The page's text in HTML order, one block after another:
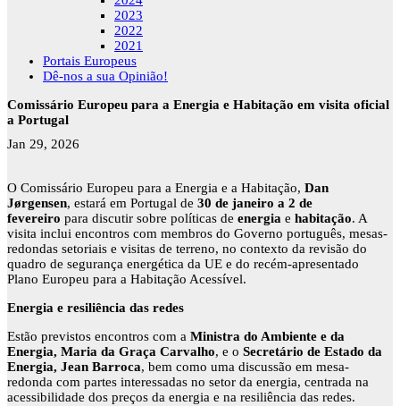
2023
2022
2021
Portais Europeus
Dê-nos a sua Opinião!
Comissário Europeu para a Energia e Habitação em visita oficial
a Portugal
Jan 29, 2026
O Comissário Europeu para a Energia e a Habitação, Dan
Jørgensen, estará em Portugal de 30 de janeiro a 2 de
fevereiro para discutir sobre políticas de energia e habitação. A
visita inclui encontros com membros do Governo português, mesas-
redondas setoriais e visitas de terreno, no contexto da revisão do
quadro de segurança energética da UE e do recém-apresentado
Plano Europeu para a Habitação Acessível.
Energia e resiliência das redes
Estão previstos encontros com a Ministra do Ambiente e da
Energia, Maria da Graça Carvalho, e o Secretário de Estado da
Energia, Jean Barroca, bem como uma discussão em mesa-
redonda com partes interessadas no setor da energia, centrada na
acessibilidade dos preços da energia e na resiliência das redes.